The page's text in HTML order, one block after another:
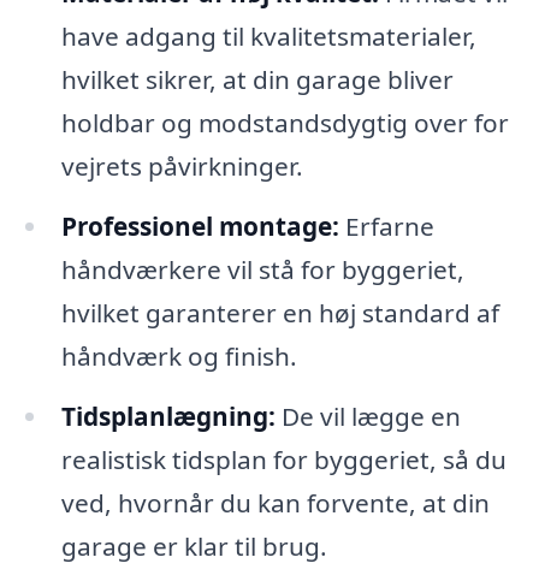
have adgang til kvalitetsmaterialer,
hvilket sikrer, at din garage bliver
holdbar og modstandsdygtig over for
vejrets påvirkninger.
Professionel montage: Erfarne
håndværkere vil stå for byggeriet,
hvilket garanterer en høj standard af
håndværk og finish.
Tidsplanlægning: De vil lægge en
realistisk tidsplan for byggeriet, så du
ved, hvornår du kan forvente, at din
garage er klar til brug.